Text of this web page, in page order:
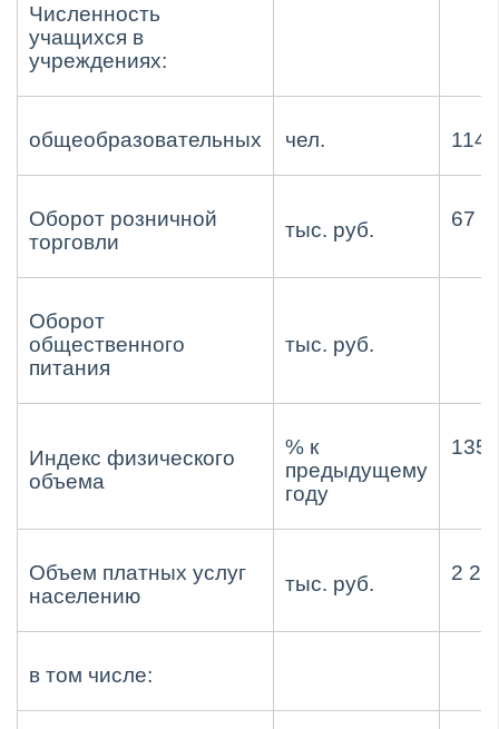
Численность
учащихся в
учреждениях:
общеобразовательных чел. 114
Оборот розничной
торговли
тыс. руб. 67
Оборот
общественного
питания
тыс. руб.
Индекс физического
объема
% к
предыдущему
году
Объем платных услуг
населению
тыс. руб. 2
в том числе: